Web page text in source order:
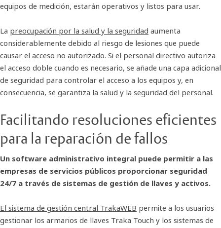
equipos de medición, estarán operativos y listos para usar.
La preocupación por la salud y la seguridad aumenta
considerablemente debido al riesgo de lesiones que puede
causar el acceso no autorizado. Si el personal directivo autoriza
el acceso doble cuando es necesario, se añade una capa adicional
de seguridad para controlar el acceso a los equipos y, en
consecuencia, se garantiza la salud y la seguridad del personal.
Facilitando resoluciones eficientes
para la reparación de fallos
Un software administrativo integral puede permitir a las
empresas de servicios públicos proporcionar seguridad
24/7 a través de sistemas de gestión de llaves y activos.
El sistema de gestión central TrakaWEB permite a los usuarios
gestionar los armarios de llaves Traka Touch y los sistemas de